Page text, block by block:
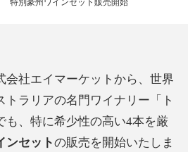
会社エイマーケットから、世界
トラリアの名門ワイナリー「ト
も、特に希少性の高い4本を厳
ンセットの販売を開始いたしま